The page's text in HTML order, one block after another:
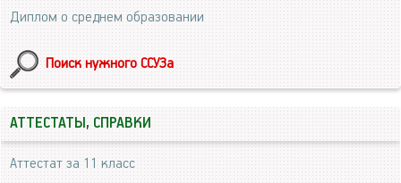
Диплом о среднем образовании
Поиск нужного ССУЗа
АТТЕСТАТЫ, СПРАВКИ
Аттестат за 11 класс